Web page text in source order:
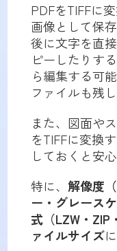
PDFをTIFFに
画像として保
後に文字を直
ピーしたりす
ら編集する可
ファイルも残
また、図面や
をTIFFに変換
しておくと安心
特に、 解像度（
ー・グレース
式（LZW・ZIP
ァイルサイズ